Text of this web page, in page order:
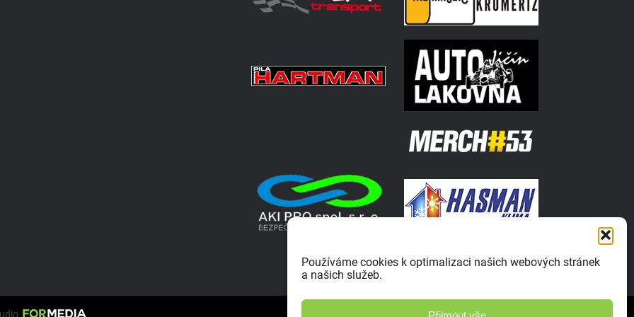
Používáme cookies k optimalizaci našich webových stránek
a našich služeb.
Zásady ochrany osobních údajů